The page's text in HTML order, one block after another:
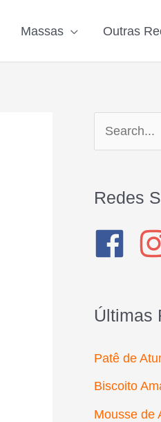
Massas Outras
e
q
r
Redes
Últimas
Patê de
Biscoito
Mousse de